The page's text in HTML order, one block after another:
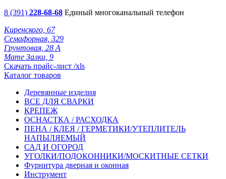
8 (391) 228-68-68 Единый многоканальный телефон
Киренского, 67
Семафорная, 329
Грунтовая, 28 А
Мате Залки, 9
Скачать прайс-лист /xls
Каталог товаров
Деревянные изделия
ВСЕ ДЛЯ СВАРКИ
КРЕПЕЖ
ОСНАСТКА / РАСХОДКА
ПЕНА / КЛЕЯ / ГЕРМЕТИКИ/УТЕПЛИТЕЛЬ
НАПЫЛЯЕМЫЙ
САД И ОГОРОД
УГОЛКИ/ПОДОКОННИКИ/МОСКИТНЫЕ СЕТКИ
Фурнитура дверная и оконная
Инструмент